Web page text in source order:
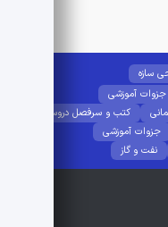
آموزشی
کتب و سرفصل دروس
جزوات آموزشی
نفت و گاز